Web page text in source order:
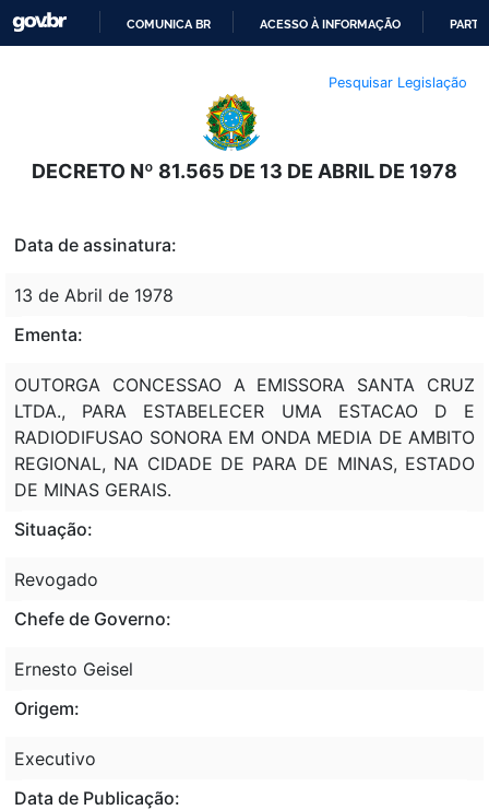
O
CONTEÚDO
COMUNICA BR ACESSO À INFORMAÇÃO
Pesquisar Legislação
DECRETO Nº 81.565 DE 13 DE ABRIL DE 1978
Data de assinatura:
13 de Abril de 1978
Ementa:
OUTORGA CONCESSAO A EMISSORA SANTA CRUZ
LTDA., PARA ESTABELECER UMA ESTACAO D E
RADIODIFUSAO SONORA EM ONDA MEDIA DE AMBITO
REGIONAL, NA CIDADE DE PARA DE MINAS, ESTADO
DE MINAS GERAIS.
Situação:
Revogado
Chefe de Governo:
Ernesto Geisel
Origem:
Executivo
Data de Publicação: